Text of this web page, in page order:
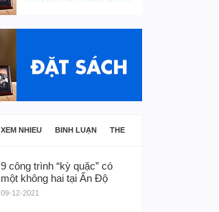
XEM NHIỀU BÌNH LUẬN THẺ
9 công trình “kỳ quặc” có
một không hai tại Ấn Độ
09-12-2021